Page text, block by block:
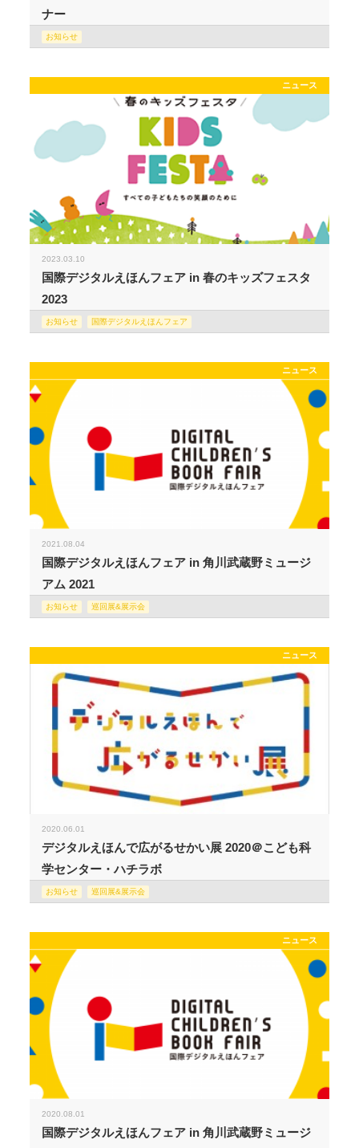
ナー
お知らせ
ニュース
2023.03.10
国際デジタルえほんフェア in 春のキッズフェスタ
2023
お知らせ 国際デジタルえほんフェア
ニュース
2021.08.04
国際デジタルえほんフェア in 角川武蔵野ミュージ
アム 2021
お知らせ 巡回展&展示会
ニュース
2020.06.01
デジタルえほんで広がるせかい展 2020＠こども科
学センター・ハチラボ
お知らせ 巡回展&展示会
ニュース
2020.08.01
国際デジタルえほんフェア in 角川武蔵野ミュージ